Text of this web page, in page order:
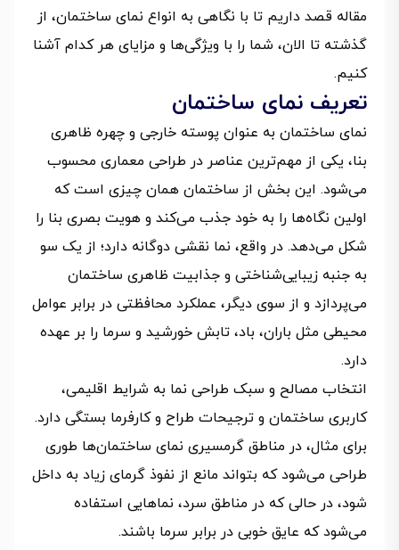
مقاله قصد داریم تا با نگاهی به انواع نمای ساختمان، از
گذشته تا الان، شما را با ویژگی‌ها و مزایای هر کدام آشنا
کنیم.
تعریف نمای ساختمان
نمای ساختمان به عنوان پوسته خارجی و چهره ظاهری
بنا، یکی از مهم‌ترین عناصر در طراحی معماری محسوب
می‌شود. این بخش از ساختمان همان چیزی است که
اولین نگاه‌ها را به خود جذب می‌کند و هویت بصری بنا را
شکل می‌دهد. در واقع، نما نقشی دوگانه دارد؛ از یک سو
به جنبه زیبایی‌شناختی و جذابیت ظاهری ساختمان
می‌پردازد و از سوی دیگر، عملکرد محافظتی در برابر عوامل
محیطی مثل باران، باد، تابش خورشید و سرما را بر عهده
دارد.
انتخاب مصالح و سبک طراحی نما به شرایط اقلیمی،
کاربری ساختمان و ترجیحات طراح و کارفرما بستگی دارد.
برای مثال، در مناطق گرمسیری نمای ساختمان‌ها طوری
طراحی می‌شود که بتواند مانع از نفوذ گرمای زیاد به داخل
شود، در حالی که در مناطق سرد، نماهایی استفاده
می‌شود که عایق خوبی در برابر سرما باشند.